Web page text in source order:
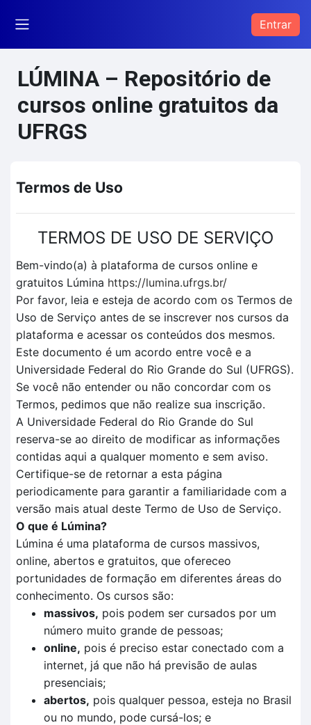
Entrar
LÚMINA – Repositório de
cursos online gratuitos da
UFRGS
Termos de Uso
TERMOS DE USO DE SERVIÇO
Bem-vindo(a) à plataforma de cursos online e
gratuitos Lúmina https://lumina.ufrgs.br/
Por favor, leia e esteja de acordo com os Termos de
Uso de Serviço antes de se inscrever nos cursos da
plataforma e acessar os conteúdos dos mesmos.
Este documento é um acordo entre você e a
Universidade Federal do Rio Grande do Sul (UFRGS).
Se você não entender ou não concordar com os
Termos, pedimos que não realize sua inscrição.
A Universidade Federal do Rio Grande do Sul
reserva-se ao direito de modificar as informações
contidas aqui a qualquer momento e sem aviso.
Certifique-se de retornar a esta página
periodicamente para garantir a familiaridade com a
versão mais atual deste Termo de Uso de Serviço.
O que é Lúmina?
Lúmina é uma plataforma de cursos massivos,
online, abertos e gratuitos, que ofereceo
portunidades de formação em diferentes áreas do
conhecimento. Os cursos são:
massivos, pois podem ser cursados por um
número muito grande de pessoas;
online, pois é preciso estar conectado com a
internet, já que não há previsão de aulas
presenciais;
abertos, pois qualquer pessoa, esteja no Brasil
ou no mundo, pode cursá-los; e